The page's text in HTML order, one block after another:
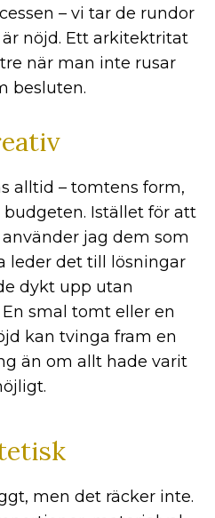
– vi tar de rundor
nöjd. Ett arkitektritat
när man inte rusar
besluten.
alltid – tomtens form,
Istället för att
jag dem som
leder det till lösningar
dykt upp utan
smal tomt eller en
kan tvinga fram en
än om allt hade varit
men det räcker inte.